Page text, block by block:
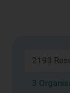
2193
3